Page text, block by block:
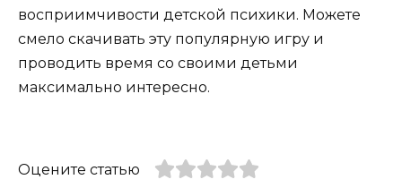
восприимчивости детской психики. Можете
смело скачивать эту популярную игру и
проводить время со своими детьми
максимально интересно.
Оцените статью